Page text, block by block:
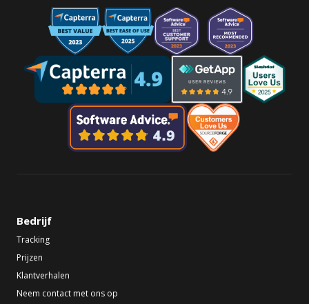
Bedrijf
Tracking
Prijzen
Klantverhalen
Neem contact met ons op